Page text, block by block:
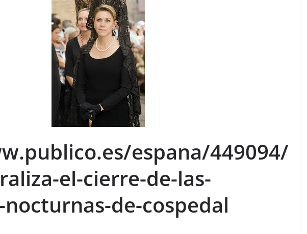
espana/449094/
el-cierre-de-las-
de-cospedal